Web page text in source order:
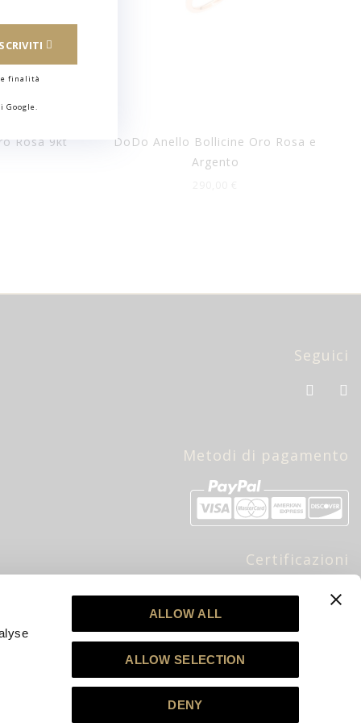
finalità
Google.
ALLOW ALL
ALLOW SELECTION
DENY
Rosa 9kt
DoDo Anello Bollicine Oro Rosa e
Argento
Seguici
Metodi di pagamento
Certificazioni